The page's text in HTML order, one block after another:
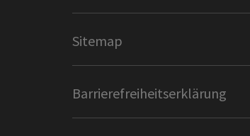
Sitemap
Barrierefreiheitserklärung